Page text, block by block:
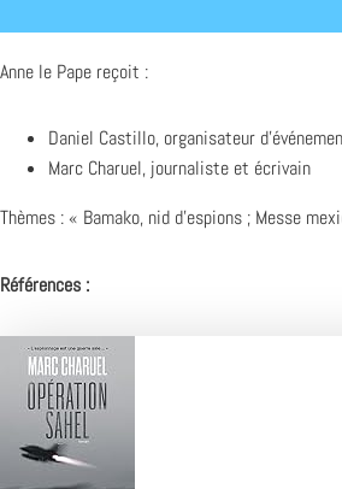
Anne le Pape reçoit :
Daniel Castillo, organisateur
Marc Charuel, journaliste et écrivain
Thèmes : « Bamako, nid d’espions ; Messe
Références :